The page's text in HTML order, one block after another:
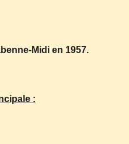
Midien 1957.
: